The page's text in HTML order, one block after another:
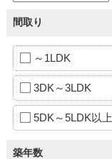
間取り
～1LDK
3DK～3LDK
5DK～5LDK以上
築年数